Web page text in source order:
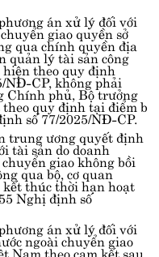
án xử lý đối với
giao quyền sở
qua chính quyền địa
quản lý tài sản công
theo quy định
NĐ-CP, không phải
Chính phủ, Bộ trưởng
theo quy định tạiđiểm b
số 77/2025/NĐ-CP.
trung ương quyết định
tài sản do doanh
giao không bồi
qua bộ, cơ quan
thúc thời hạn hoạt
Nghị định số
án xử lý đối với
ngoài chuyển giao
Nam theo cam kết sau